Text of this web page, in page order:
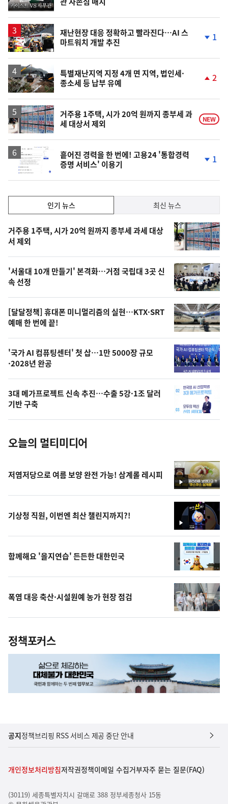
상
재난현장 대응 정확하고 빨라진다…AI 스
마트워치 개발 추진
하
1
특별재난지역 지정 4개 면 지역, 법인세·
종소세 등 납부 유예
상
승
2
거주용 1주택, 시가 20억 원까지 종부세 과
세 대상서 제외
NEW
흩어진 경력을 한 번에! 고용24 '통합경력
증명 서비스' 이용기
하
락
1
기,
최
신,
오
늘
의
영
상
오
의
사
진
인기 뉴스 최신 뉴스
인
기
뉴
스
거주용 1주택, 시가 20억 원까지 종부세 과세 대상
서 제외
'서울대 10개 만들기' 본격화…거점 국립대 3곳 신
속 선정
[달달정책] 휴대폰 미니멀리즘의 실현…KTX·SRT
예매 한 번에 끝!
'국가 AI 컴퓨팅센터' 첫 삽…1만 5000장 규모
·2028년 완공
3대 메가프로젝트 신속 추진…수출 5강·1조 달러
기반 구축
오늘의 멀티미디어
영
상
저염저당으로 여름 보양 완전 가능! 삼계롤 레시피
영
상
기상청 직원, 이번엔 최산 챌린지까지?!
함께해요 '을지연습' 든든한 대한민국
폭염 대응 축산·시설원예 농가 현장 점검
정책포커스
공지정책브리핑 RSS 서비스 제공 중단 안내
개인정보처리방침저작권정책이메일 수집거부자주 묻는 질문(FAQ)
(30119) 세종특별자치시 갈매로 388 정부세종청사 15동